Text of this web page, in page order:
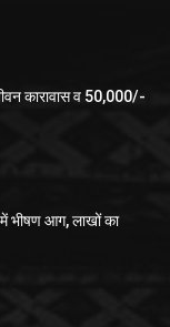
कारावास व 50,000/-
भीषण आग, लाखों का